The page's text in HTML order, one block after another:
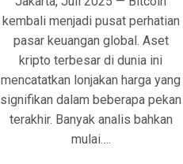
kembali menjadi pusat perhatian
pasar keuangan global. Aset
kripto terbesar di dunia ini
mencatatkan lonjakan harga yang
signifikan dalam beberapa pekan
terakhir. Banyak analis bahkan
mulai….